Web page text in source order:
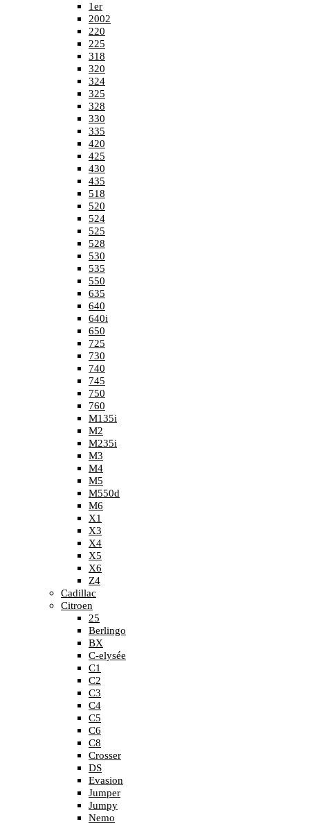
1er
2002
220
225
318
320
324
325
328
330
335
420
425
430
435
518
520
524
525
528
530
535
550
635
640
640i
650
725
730
740
745
750
760
M135i
M2
M235i
M3
M4
M5
M550d
M6
X1
X3
X4
X5
X6
Z4
Cadillac
Citroen
25
Berlingo
BX
C-elysée
C1
C2
C3
C4
C5
C6
C8
Crosser
DS
Evasion
Jumper
Jumpy
Nemo